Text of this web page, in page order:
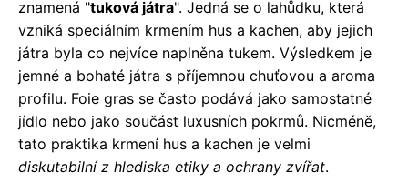
znamená "tuková játra". Jedná se o lahůdku, která
vzniká speciálním krmením hus a kachen, aby jejich
játra byla co nejvíce naplněna tukem. Výsledkem je
jemné a bohaté játra s příjemnou chuťovou a aroma
profilu. Foie gras se často podává jako samostatné
jídlo nebo jako součást luxusních pokrmů. Nicméně,
tato praktika krmení hus a kachen je velmi
diskutabilní z hlediska etiky a ochrany zvířat.